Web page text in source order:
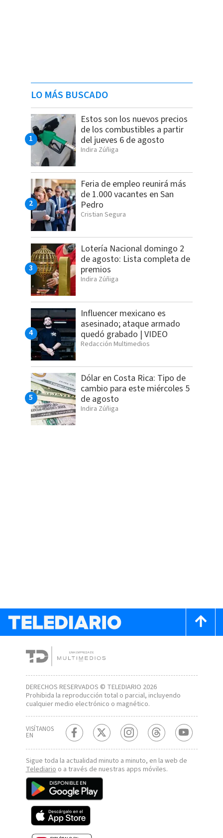
LO MÁS BUSCADO
Estos son los nuevos precios
de los combustibles a partir
del jueves 6 de agosto
Indira Zúñiga
Feria de empleo reunirá más
de 1.000 vacantes en San
Pedro
Cristian Segura
Lotería Nacional domingo 2
de agosto: Lista completa de
premios
Indira Zúñiga
Influencer mexicano es
asesinado; ataque armado
quedó grabado | VIDEO
Redacción Multimedios
Dólar en Costa Rica: Tipo de
cambio para este miércoles 5
de agosto
Indira Zúñiga
DERECHOS RESERVADOS © TELEDIARIO 2026
Prohibida la reproducción total o parcial, incluyendo
cualquier medio electrónico o magnético.
VISÍTANOS
EN
Sigue toda la actualidad minuto a minuto, en la web de
Telediario o a través de nuestras apps móviles.